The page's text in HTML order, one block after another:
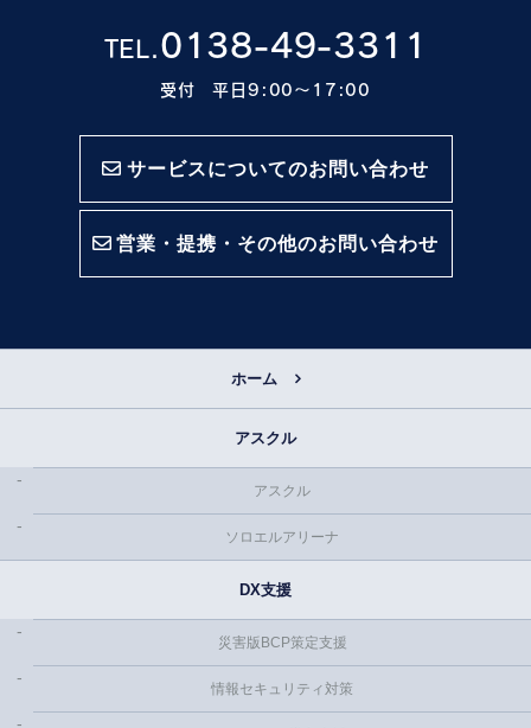
TEL.0138-49-3311
受付 平日9:00〜17:00
サービスについてのお問い合わせ
営業・提携・その他のお問い合わせ
ホーム
アスクル
アスクル
ソロエルアリーナ
DX支援
災害版BCP策定支援
情報セキュリティ対策